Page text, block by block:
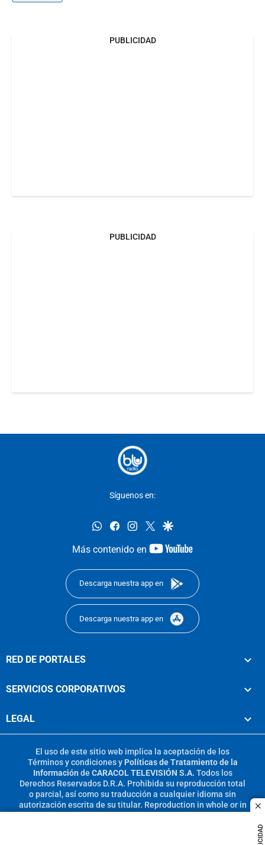
PUBLICIDAD
PUBLICIDAD
Síguenos en:
whatsappfacebookinstagram
twittergoogle
Más contenido en
youtube-
Descarga nuestra app en
Descarga nuestra app en
RED DE PORTALES
SERVICIOS CORPORATIVOS
LEGAL
El uso de este sitio web implica la aceptación de los
Términos y condicionesy Políticas de Tratamiento de la
Información de CARACOL TELEVISIÓN S.A. Todos los
Derechos Reservados D.R.A. Prohibida su reproducción total
o parcial, así como su traducción a cualquier idioma sin
autorización escrita de su titular. Reproduction in whole or in